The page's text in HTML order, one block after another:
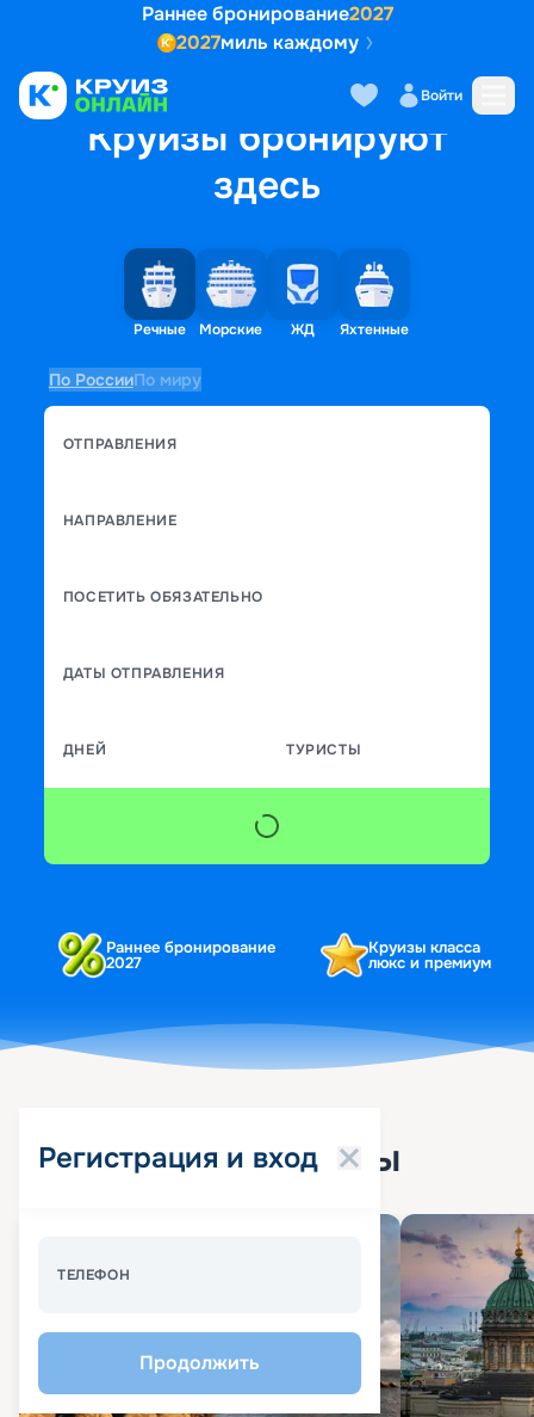
Раннее бронирование2027
2027миль каждому
Войти
Круизы бронируют
здесь
Речные Морские ЖД Яхтенные
По РоссииПо миру
ОТПРАВЛЕНИЯ
НАПРАВЛЕНИЕ
ПОСЕТИТЬ ОБЯЗАТЕЛЬНО
ДАТЫ ОТПРАВЛЕНИЯ
ДНЕЙ ТУРИСТЫ
Раннее бронирование
2027
Круизы класса
люкс и премиум
Регистрация и вход
ТЕЛЕФОН
Продолжить
Популярные круизы